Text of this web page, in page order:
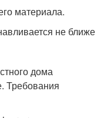
материала.
не ближе